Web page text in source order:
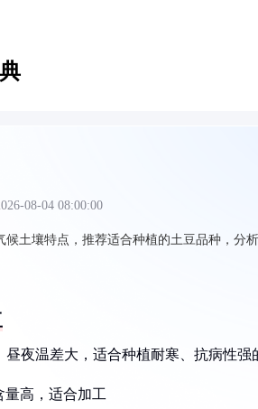
08-04 08:00:00
候土壤特点，推荐适合种植的土豆品种，分
夜温差大，适合种植耐寒、抗病性强
量高，适合加工